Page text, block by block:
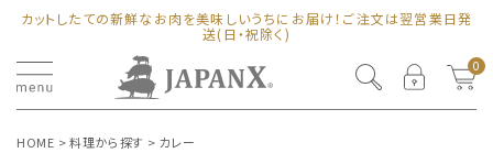
カットしたての新鮮なお肉を美味しいうちにお届け！ご注文は翌営業日発
送(日・祝除く)
0
HOME 料理から探す カレー